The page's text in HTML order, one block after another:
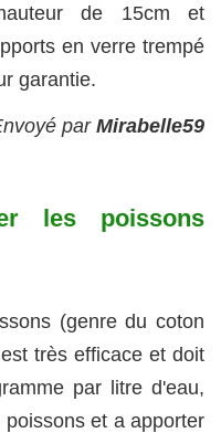
de 15cm et
en verre trempé
garantie.
parMirabelle59
les poissons
(genre du coton
très efficace et doit
par litre d'eau,
et a apporter